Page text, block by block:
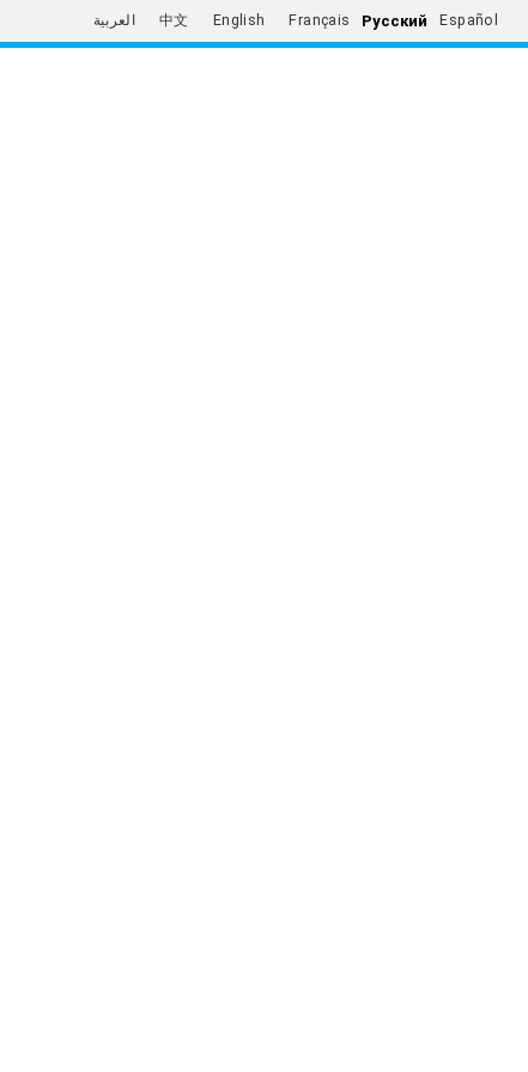
العربية 中文 English Français Русский Español